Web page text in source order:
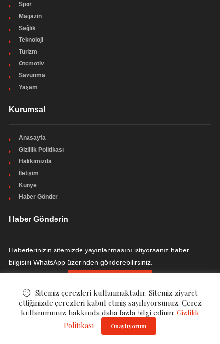
Spor
Magazin
Sağlık
Teknoloji
Turizm
Otomotiv
Savunma
Yaşam
Kurumsal
Anasayfa
Gizlilik Politikası
Hakkımızda
İletişim
Künye
Haber Gönder
Haber Gönderin
Haberlerinizin sitemizde yayınlanmasını istiyorsanız haber
bilgisini WhatsApp üzerinden gönderebilirsiniz.
. All Rights Reserved.
Sitemiz çerezleri kullanmaktadır. Sitemiz ziyaret
ettiğinizde çerezleri kabul etmiş sayılıyorsunuz. Çerez
kullanımımız hakkında daha fazla bilgi edinin: Gizlilik
Politikası
Onaylıyorum